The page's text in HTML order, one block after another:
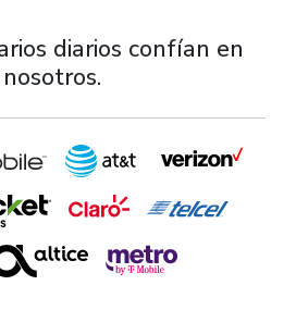
diarios confían en
nosotros.